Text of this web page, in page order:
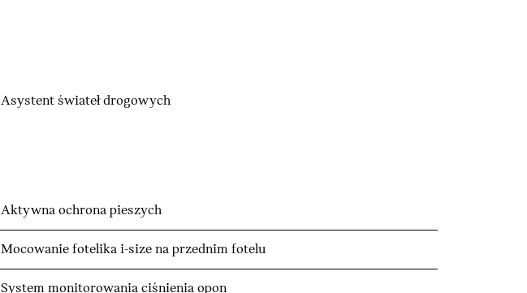
Asystent świateł drogowych
Aktywna ochrona pieszych
Mocowanie fotelika i-size na przednim fotelu
System monitorowania ciśnienia opon